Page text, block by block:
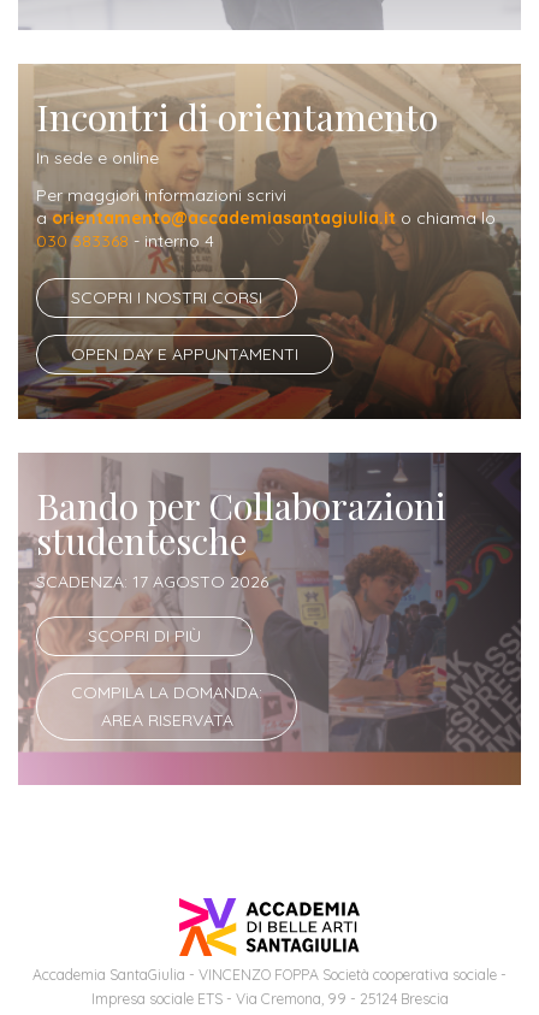
diventare
un
nostro
studente
ORIENTAMENTO
Sbocchi
professionali
Informazioni
Iscriviti
alla
Newsletter
Incontri di orientamento
In sede e online
Per maggiori informazioni scrivi
aorientamento@accademiasantagiulia.it o chiama lo
030 383368 - interno 4
SCOPRI I NOSTRI CORSI
OPEN DAY E APPUNTAMENTI
Bando per Collaborazioni
studentesche
SCADENZA: 17 AGOSTO 2026
SCOPRI DI PIÙ
COMPILA LA DOMANDA:
AREA RISERVATA
Accademia SantaGiulia - VINCENZO FOPPA Società cooperativa sociale -
Impresa sociale ETS - Via Cremona, 99 - 25124 Brescia